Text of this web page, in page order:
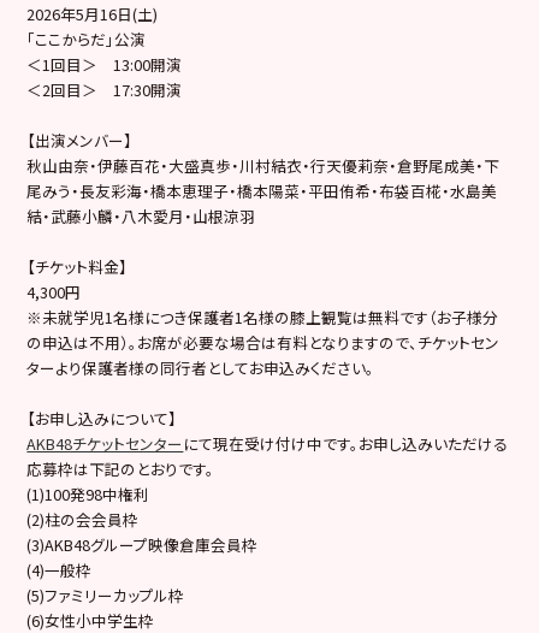
2026年5月16日(土)
「ここからだ」公演
＜1回目＞ 13:00開演
＜2回目＞ 17:30開演
【出演メンバー】
秋山由奈・伊藤百花・大盛真歩・川村結衣・行天優莉奈・倉野尾成美・下
尾みう・長友彩海・橋本恵理子・橋本陽菜・平田侑希・布袋百椛・水島美
結・武藤小麟・八木愛月・山根涼羽
【チケット料金】
4,300円
※未就学児1名様につき保護者1名様の膝上観覧は無料です（お子様分
の申込は不用）。お席が必要な場合は有料となりますので、チケットセン
ターより保護者様の同行者としてお申込みください。
【お申し込みについて】
AKB48チケットセンター にて現在受け付け中です。お申し込みいただける
応募枠は下記のとおりです。
(1)100発98中権利
(2)柱の会会員枠
(3)AKB48グループ映像倉庫会員枠
(4)一般枠
(5)ファミリーカップル枠
(6)女性小中学生枠